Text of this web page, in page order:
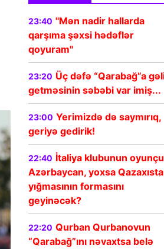
23:40 "Mən nadir hallarda
qarşıma şəxsi hədəflər
qoyuram"
23:20 Üç dəfə “Qarabağ”a
getməsinin səbəbi var imiş...
23:00 Yerimizdə də saymırıq,
geriyə gedirik!
22:40 İtaliya klubunun
Azərbaycan, yoxsa
yığmasının formasını
geyinəcək?
22:20 Qurban Qurbanovun
“Qarabağ”ını nəvaxtsa belə